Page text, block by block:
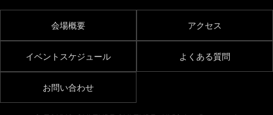
会場概要 アクセス
イベントスケジュール よくある質問
お問い合わせ